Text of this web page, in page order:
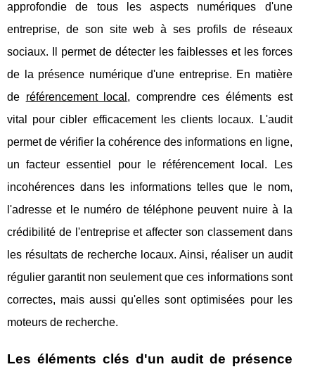
approfondie de tous les aspects numériques d'une
entreprise, de son site web à ses profils de réseaux
sociaux. Il permet de détecter les faiblesses et les forces
de la présence numérique d'une entreprise. En matière
de référencement local , comprendre ces éléments est
vital pour cibler efficacement les clients locaux. L'audit
permet de vérifier la cohérence des informations en ligne,
un facteur essentiel pour le référencement local. Les
incohérences dans les informations telles que le nom,
l'adresse et le numéro de téléphone peuvent nuire à la
crédibilité de l'entreprise et affecter son classement dans
les résultats de recherche locaux. Ainsi, réaliser un audit
régulier garantit non seulement que ces informations sont
correctes, mais aussi qu'elles sont optimisées pour les
moteurs de recherche.
Les éléments clés d'un audit de présence